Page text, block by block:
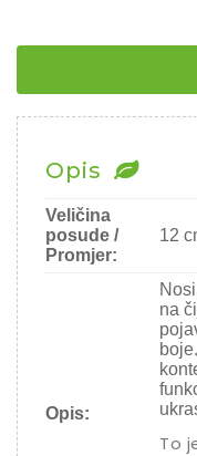
Ostalo sjeme
količina
Opis
Veličina
posude /
Promjer:
12
Opis:
na
To